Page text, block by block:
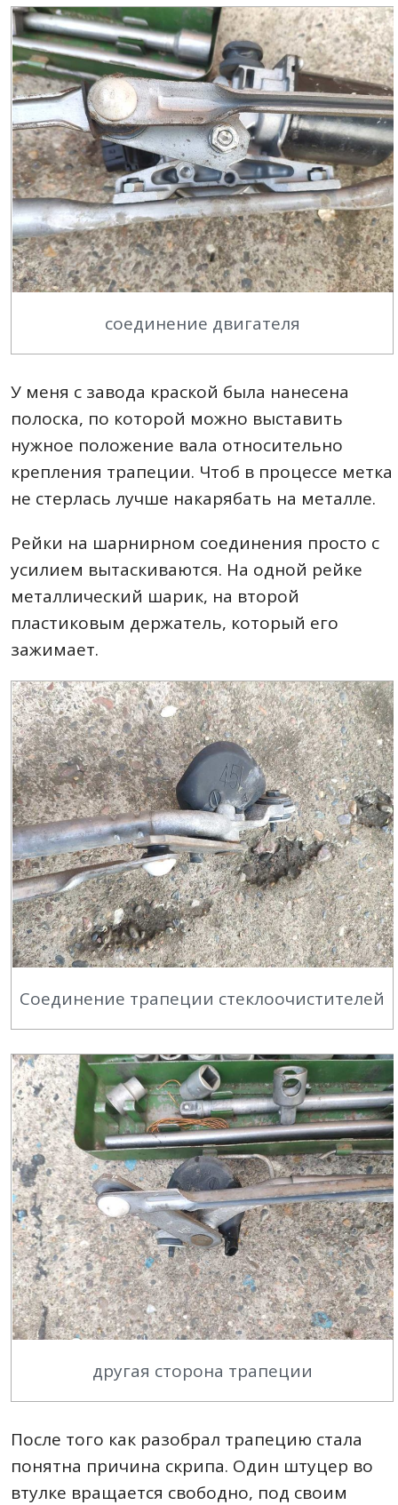
соединение двигателя
У меня с завода краской была нанесена
полоска, по которой можно выставить
нужное положение вала относительно
крепления трапеции. Чтоб в процессе метка
не стерлась лучше накарябать на металле.
Рейки на шарнирном соединения просто с
усилием вытаскиваются. На одной рейке
металлический шарик, на второй
пластиковым держатель, который его
зажимает.
Соединение трапеции стеклоочистителей
другая сторона трапеции
После того как разобрал трапецию стала
понятна причина скрипа. Один штуцер во
втулке вращается свободно, под своим